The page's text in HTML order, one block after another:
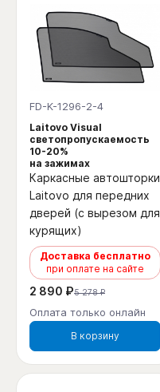
FD-K-1296-2-4
Laitovo Visual
светопропускаемость
10-20%
на зажимах
Каркасные автошторки
Laitovo для передних
дверей (с вырезом для
курящих)
Доставка бесплатно
при оплате на сайте
2 890 ₽5 278 ₽
Оплата только онлайн
В корзину